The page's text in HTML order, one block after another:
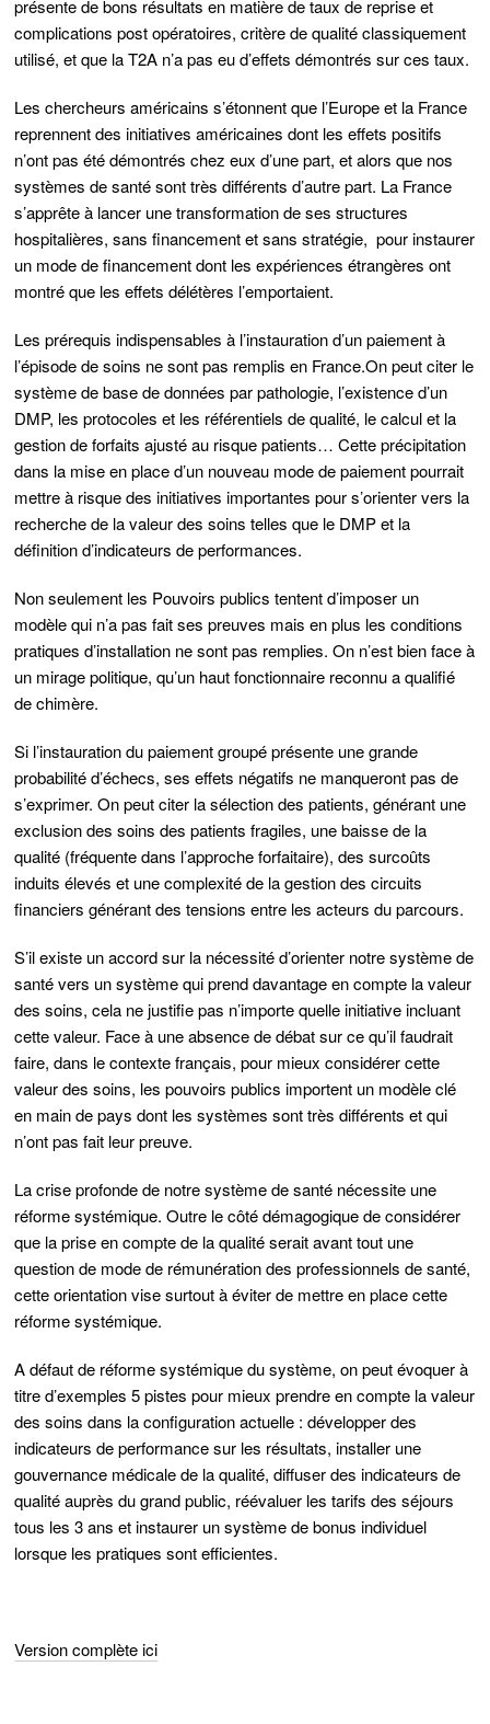
présente de bons résultats en matière de taux de reprise et
complications post opératoires, critère de qualité classiquement
utilisé,et que la T2A n’a pas eu d’effets démontrés sur ces taux.
Les chercheurs américains s’étonnent que l’Europe et la France
reprennent des initiatives américaines dont les effets positifs
n’ont pas été démontrés chez eux d’une part, et alors que nos
systèmes de santé sont très différents d’autre part. La France
s’apprête à lancer une transformation de ses structures
hospitalières, sans financement et sans stratégie, pour instaurer
un mode de financement dont les expériences étrangères ont
montré que les effets délétères l’emportaient.
Lesprérequis indispensables à l’instauration d’un paiement à
l’épisode de soins ne sont pas remplis en France.On peut citer le
système de base de données par pathologie, l’existence d’un
DMP, les protocoles et les référentiels de qualité, le calcul et la
gestion de forfaits ajusté au risque patients… Cette précipitation
dans la mise en place d’un nouveau mode de paiement pourrait
mettre à risquedes initiatives importantes pour s’orienter vers la
recherche de la valeur des soins telles que le DMP et la
définition d’indicateurs de performances.
Non seulement les Pouvoirs publics tentent d’imposer un
modèle qui n’a pas fait ses preuves mais en plus les conditions
pratiques d’installation ne sont pas remplies.On n’est bien face à
un mirage politique, qu’un haut fonctionnaire reconnu a qualifié
de chimère.
Si l’instauration du paiement groupé présente une grande
probabilité d’échecs, ses effets négatifs ne manqueront pas de
s’exprimer. On peut citer la sélection des patients, générant une
exclusion des soins des patients fragiles, une baisse de la
qualité (fréquente dans l’approche forfaitaire), des surcoûts
induits élevés et une complexité de la gestion des circuits
financiersgénérant des tensions entre les acteurs du parcours.
S’il existe un accord sur la nécessité d’orienter notre système de
santé vers un système qui prend davantage en compte la valeur
des soins, cela ne justifie pas n’importe quelle initiative incluant
cette valeur. Face à une absence de débat sur ce qu’il faudrait
faire, dans le contexte français, pour mieux considérer cette
valeur des soins, les pouvoirs publicsimportent un modèle clé
en main de pays dont les systèmes sont très différents et qui
n’ont pas fait leur preuve.
La crise profonde de notre système de santé nécessite une
réforme systémique. Outre le côté démagogique de considérer
que la prise en compte de la qualité serait avant tout une
question de mode de rémunération des professionnels de santé,
cette orientation vise surtout à éviter de mettre en placecette
réforme systémique.
A défaut de réforme systémique du système, on peut évoquer à
titre d’exemples 5pistes pour mieux prendre en compte la valeur
des soinsdans la configuration actuelle : développer des
indicateurs de performance sur les résultats, installer une
gouvernance médicale de la qualité, diffuser des indicateurs de
qualité auprès du grand public, réévaluer les tarifs des séjours
tous les 3 ans et instaurer un système de bonus individuel
lorsque les pratiques sont efficientes.
Version complète ici